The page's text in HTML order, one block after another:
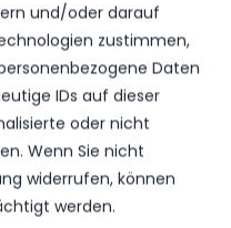
und/oder darauf
zustimmen,
Daten
IDs auf dieser
oder nicht
Wenn Sie nicht
widerrufen, können
werden.
Deutschland
SPIELAUSGANG